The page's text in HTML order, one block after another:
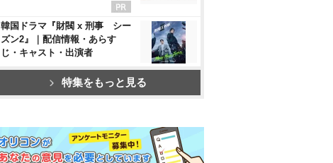
韓国ドラマ『財閥 x 刑事 シー
ズン2』｜配信情報・あらす
じ・キャスト・出演者
特集をもっと見る